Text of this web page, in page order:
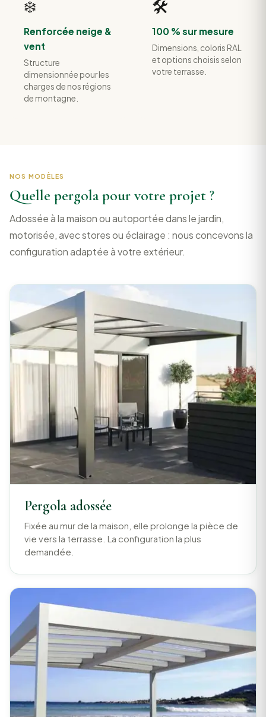
❄️
Renforcée neige &
vent
Structure
dimensionnée pour les
charges de nos régions
de montagne.
🛠️
100 % sur mesure
Dimensions, coloris RAL
et options choisis selon
votre terrasse.
NOS MODÈLES
Quelle pergola pour votre projet ?
Adossée à la maison ou autoportée dans le jardin,
motorisée, avec stores ou éclairage : nous concevons la
configuration adaptée à votre extérieur.
Pergola adossée
Fixée au mur de la maison, elle prolonge la pièce de
vie vers la terrasse. La configuration la plus
demandée.